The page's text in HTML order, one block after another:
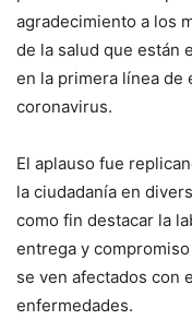
agradecimiento a los
de la salud que están
en la primera línea de
coronavirus.
El aplauso fue
la ciudadanía en
como fin destacar la
entrega y
se ven afectados con
enfermedades.